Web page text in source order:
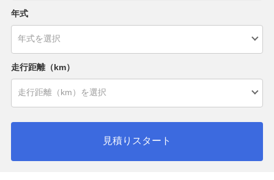
年式
走行距離（km）
見積りスタート